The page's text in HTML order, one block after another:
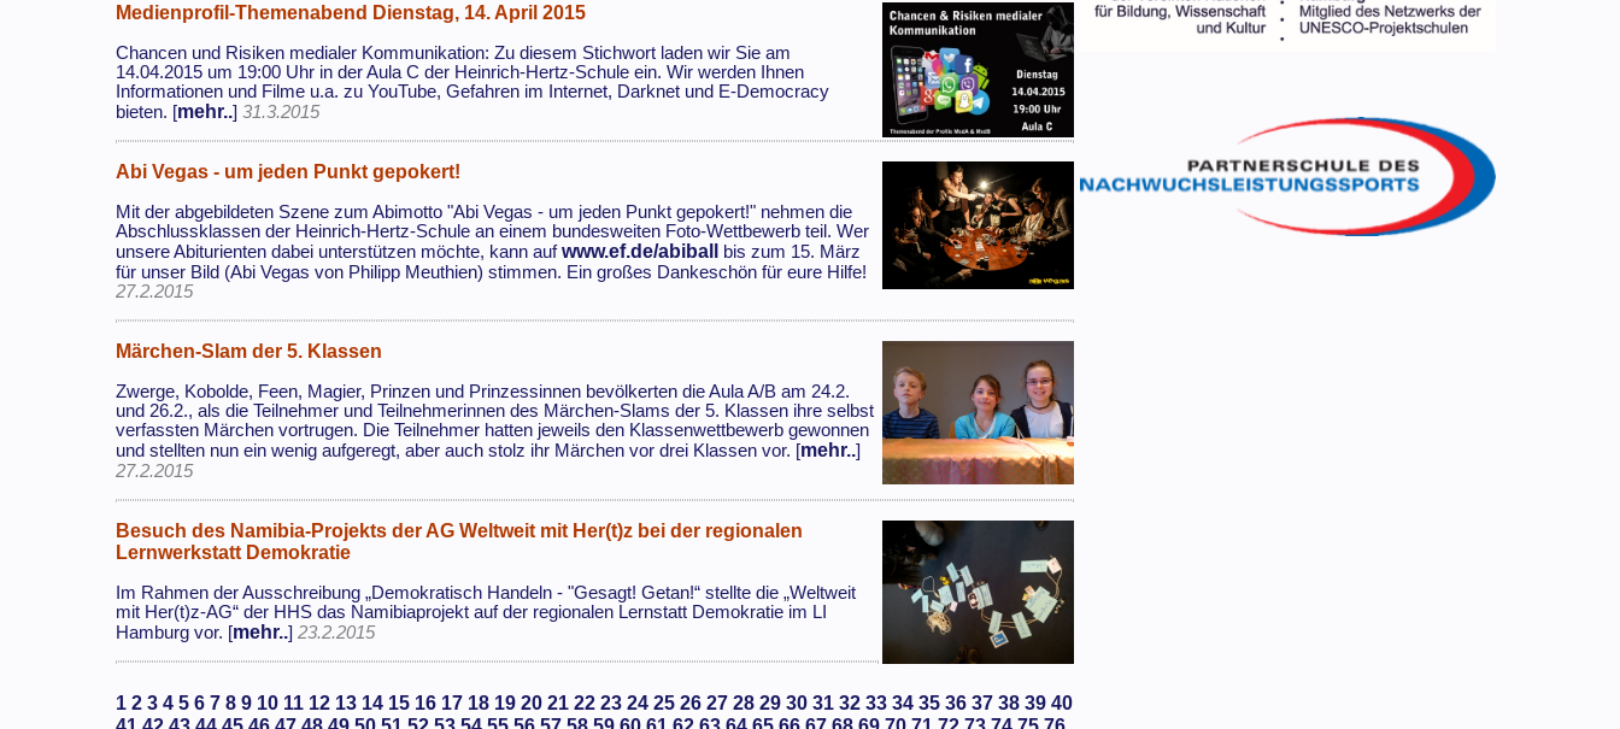
Medienprofil-Themenabend Dienstag, 14. April 2015
Chancen und Risiken medialer Kommunikation: Zu diesem Stichwort laden wir Sie am
14.04.2015 um 19:00 Uhr in der Aula C der Heinrich-Hertz-Schule ein. Wir werden Ihnen
Informationen und Filme u.a. zu YouTube, Gefahren im Internet, Darknet und E-Democracy
bieten. [mehr..]31.3.2015
Abi Vegas - um jeden Punkt gepokert!
Mit der abgebildeten Szene zum Abimotto "Abi Vegas - um jeden Punkt gepokert!" nehmen die
Abschlussklassen der Heinrich-Hertz-Schule an einem bundesweiten Foto-Wettbewerb teil. Wer
unsere Abiturienten dabei unterstützen möchte, kann aufwww.ef.de/abiball
bis zum 15. März
für unser Bild (Abi Vegas von Philipp Meuthien) stimmen. Ein großes Dankeschön für eure Hilfe!
27.2.2015
Märchen-Slam der 5. Klassen
Zwerge, Kobolde, Feen, Magier, Prinzen und Prinzessinnen bevölkerten die Aula A/B am 24.2.
und 26.2., als die Teilnehmer und Teilnehmerinnen des Märchen-Slams der 5. Klassen ihre selbst
verfassten Märchen vortrugen. Die Teilnehmer hatten jeweils den Klassenwettbewerb gewonnen
und stellten nun ein wenig aufgeregt, aber auch stolz ihr Märchen vor drei Klassen vor. [mehr..]
27.2.2015
Besuch des Namibia-Projekts der AG Weltweit mit Her(t)z bei der regionalen
Lernwerkstatt Demokratie
Im Rahmen der Ausschreibung „Demokratisch Handeln - "Gesagt! Getan!“ stellte die „Weltweit
mit Her(t)z-AG“ der HHS das Namibiaprojekt auf der regionalen Lernstatt Demokratie im LI
Hamburg vor. [mehr..]23.2.2015
1 2 3 4 5 6 7 8 9 10 11 12 13 14 15 16 17 18 19 20 21 22 23 24 25 26 27 28 29 30 31 32 33 34 35 36 37 38 39 40